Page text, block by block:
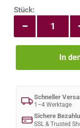
Produkt
Stück:
−
In
Schneller
1–4 Werktage
Sichere
SSL & Trusted